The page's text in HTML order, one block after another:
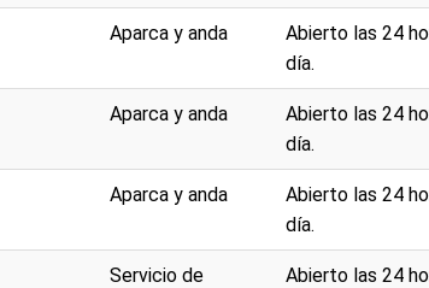
Aparca y anda
Abierto las 24
día.
Aparca y anda
Abierto las 24
día.
Aparca y anda
Abierto las 24
día.
Servicio de
Abierto las 24